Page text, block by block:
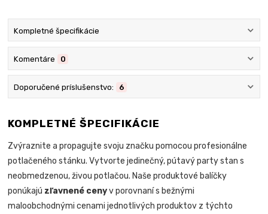
Kompletné špecifikácie
Komentáre 0
Doporučené príslušenstvo: 6
KOMPLETNÉ ŠPECIFIKÁCIE
Zvýraznite a propagujte svoju značku pomocou profesionálne
potlačeného stánku. Vytvorte jedinečný, pútavý party stan s
neobmedzenou, živou potlačou. Naše produktové balíčky
ponúkajú zľavnené cenyv porovnaní s bežnými
maloobchodnými cenami jednotlivých produktov z týchto